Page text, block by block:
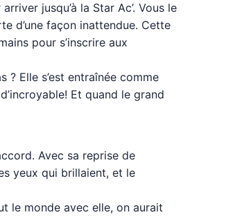
jusqu’à la Star Ac’. Vous le
d’une façon inattendue. Cette
pour s’inscrire aux
Elle s’est entraînée comme
Et quand le grand
Avec sa reprise de
yeux qui brillaient, et le
le monde avec elle, on aurait